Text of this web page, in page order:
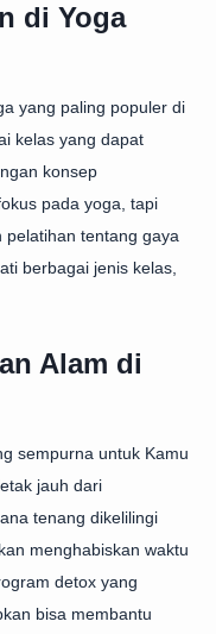
di Yoga
yang paling populer di
kelas yang dapat
konsep
pada yoga, tapi
tentang gaya
berbagai jenis kelas,
Alam di
sempurna untuk Kamu
jauh dari
tenang dikelilingi
menghabiskan waktu
detox yang
bisa membantu